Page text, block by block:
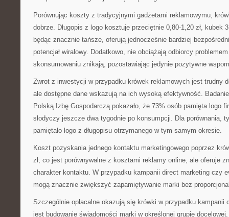
Porównując koszty z tradycyjnymi gadżetami reklamowymu,
dobrze. Długopis z logo kosztuje przeciętnie 0,80-1,20 zł, kubek
będąc znacznie tańsze, oferują jednocześnie bardziej
potencjał wiralowy. Dodatkowo, nie obciążają odbiorcy
skonsumowaniu znikają, pozostawiając jedynie pozytywne
Zwrot z inwestycji w przypadku krówek reklamowych jest trudny
ale dostępne dane wskazują na ich wysoką efektywność.
Polską Izbę Gospodarczą pokazało, że 73% osób pamięta logo
słodyczy jeszcze dwa tygodnie po konsumpcji. Dla porównania,
pamiętało logo z długopisu otrzymanego w tym samym okresie.
Koszt pozyskania jednego kontaktu marketingowego poprzez
zł, co jest porównywalne z kosztami reklamy online, ale oferuje
charakter kontaktu. W przypadku kampanii direct marketing czy
mogą znacznie zwiększyć zapamiętywanie marki bez
Szczególnie opłacalne okazują się krówki w przypadku kampanii
jest budowanie świadomości marki w określonej grupie